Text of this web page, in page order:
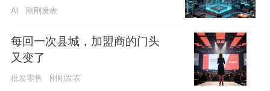
AI 刚刚发表
每回一次县城，加盟商的门头
又变了
批发零售 刚刚发表